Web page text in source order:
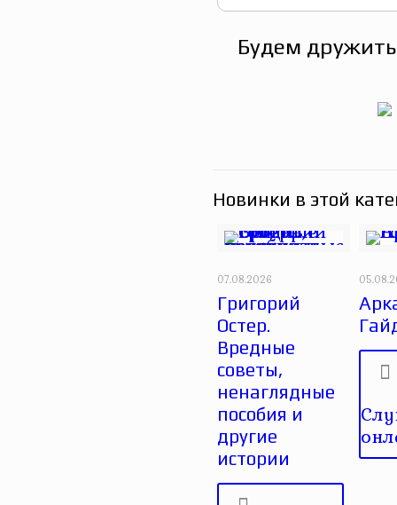
Будем
Новинки в этой
07.08.2026
Григорий
Остер.
Вредные
советы,
ненаглядные
пособия и
другие
истории